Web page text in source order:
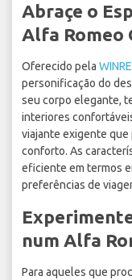
Abraçe o
Alfa Romeo
Oferecido pela
personificação do
seu corpo elegante,
interiores
viajante exigente que
conforto. As
eficiente em termos
preferências de
num Alfa
Para aqueles que